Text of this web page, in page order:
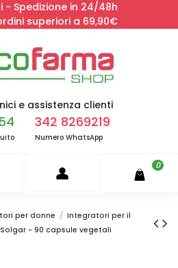
- Spedizione in 24/48h
superiori a 69,90€
e assistenza clienti
342 8269219
Numero WhatsApp
0
per donne
Integratori per il
- 90 capsule vegetali